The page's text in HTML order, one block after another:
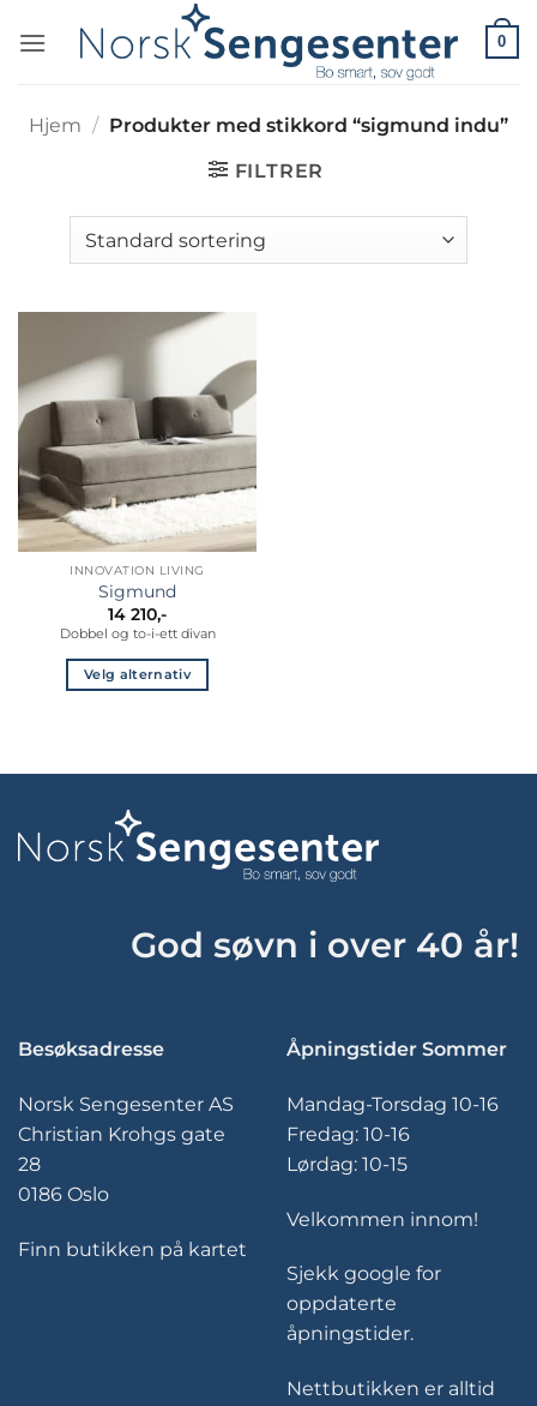
0
Hjem / Produkter med stikkord “sigmund indu”
FILTRER
INNOVATION LIVING
Sigmund
14 210,-
Dobbel og to-i-ett divan
Velg alternativ
flere
Alternativene
kan
produktsiden
God søvn i over 40 år!
Besøksadresse
Norsk Sengesenter AS
Christian Krohgs gate
28
0186 Oslo
Finn butikken på kartet
Åpningstider Sommer
Mandag-Torsdag 10-16
Fredag: 10-16
Lørdag: 10-15
Velkommen innom!
Sjekk google for
oppdaterte
åpningstider.
Nettbutikken er alltid